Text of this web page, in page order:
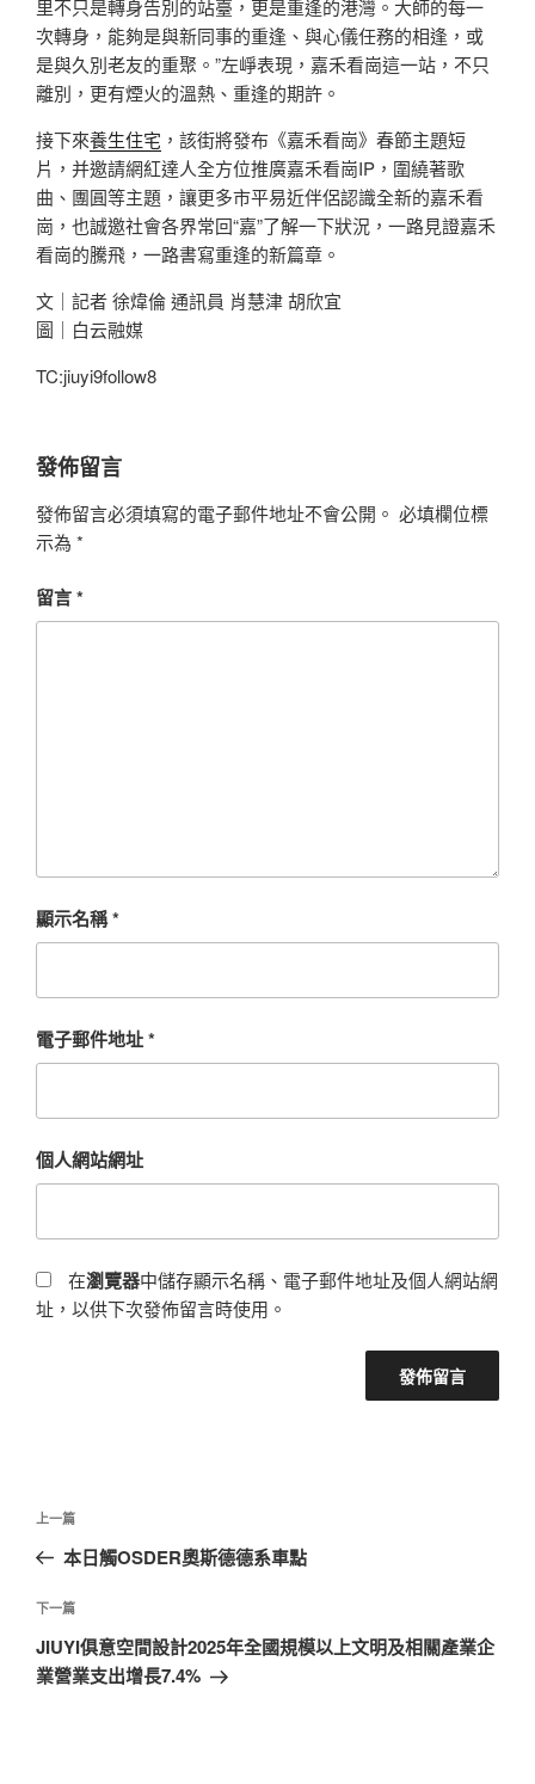
里不只是轉身告別的站臺，更是重逢的港灣。大師的每一
次轉身，能夠是與新同事的重逢、與心儀任務的相逢，或
是與久別老友的重聚。”左崢表現，嘉禾看崗這一站，不只
離別，更有煙火的溫熱、重逢的期許。
接下來養生住宅 ，該街將發布《嘉禾看崗》春節主題短
片，并邀請網紅達人全方位推廣嘉禾看崗IP，圍繞著歌
曲、團圓等主題，讓更多市平易近伴侶認識全新的嘉禾看
崗，也誠邀社會各界常回“嘉”了解一下狀況，一路見證嘉禾
看崗的騰飛，一路書寫重逢的新篇章。
文｜記者 徐煒倫 通訊員 肖慧津 胡欣宜
圖｜白云融媒
TC:jiuyi9follow8
發佈留言
發佈留言必須填寫的電子郵件地址不會公開。 必填欄位標
示為 *
留言*
顯示名稱*
電子郵件地址*
個人網站網址
在瀏覽器中儲存顯示名稱、電子郵件地址及個人網站網
址，以供下次發佈留言時使用。
文
導
覽
上
一
文
章
上一篇
本日觸OSDER奧斯德德系車點
下
一
篇
下一篇
JIUYI俱意空間設計2025年全國規模以上文明及相關產業企
業營業支出增長7.4%